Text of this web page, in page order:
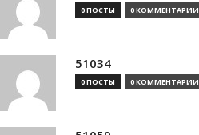
0 ПОСТЫ 0 КОММЕНТАРИИ
51034
0 ПОСТЫ 0 КОММЕНТАРИИ